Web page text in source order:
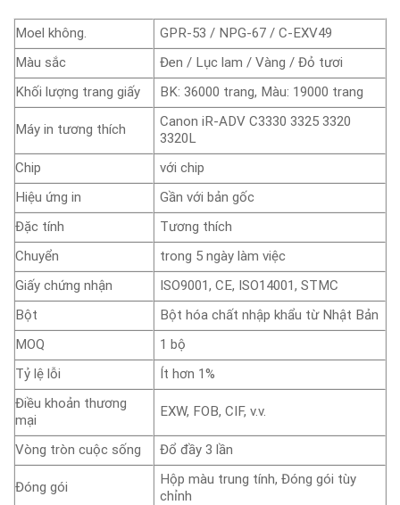
Moel không.
GPR-53 / NPG-67 / C-EXV49
Màu sắc
Đen / Lục lam / Vàng / Đỏ tươi
Khối lượng trang giấy
BK: 36000 trang, Màu: 19000 trang
Máy in tương thích
Canon iR-ADV C3330 3325 3320
3320L
Chip
với chip
Hiệu ứng in
Gần với bản gốc
Đặc tính
Tương thích
Chuyển
trong 5 ngày làm việc
Giấy chứng nhận
ISO9001, CE, ISO14001, STMC
Bột
Bột hóa chất nhập khẩu từ Nhật Bản
MOQ
1 bộ
Tỷ lệ lỗi
Ít hơn 1%
Điều khoản thương
mại
EXW, FOB, CIF, v.v.
Vòng tròn cuộc sống Đổ đầy 3 lần
Đóng gói
Hộp màu trung tính, Đóng gói tùy
chỉnh